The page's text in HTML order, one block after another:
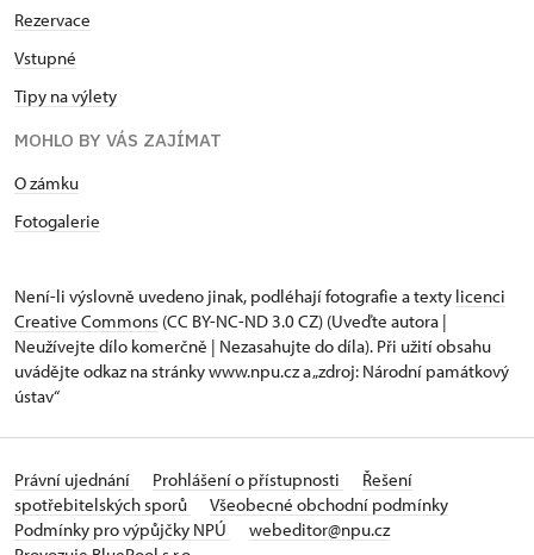
Rezervace
Vstupné
Tipy na výlety
MOHLO BY VÁS ZAJÍMAT
O zámku
Fotogalerie
Není-li výslovně uvedeno jinak, podléhají fotografie a texty licenci
Creative Commons (CC BY-NC-ND 3.0 CZ) (Uveďte autora |
Neužívejte dílo komerčně | Nezasahujte do díla). Při užití obsahu
uvádějte odkaz na stránky www.npu.cz a „zdroj: Národní památkový
ústav“
Právní ujednání Prohlášení o přístupnosti
Řešení
spotřebitelských sporů
Všeobecné obchodní podmínky
Podmínky pro výpůjčky NPÚ
webeditor@npu.cz